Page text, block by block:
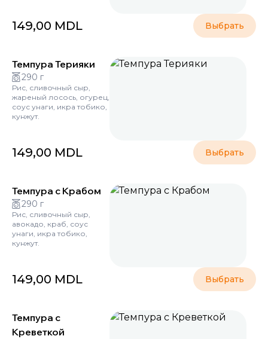
149,00 MDL Выбрать
Темпура Терияки
290 г
Рис, сливочный сыр,
жареный лосось, огурец,
соус унаги, икра тобико,
кунжут.
149,00 MDL Выбрать
Темпура с Крабом
290 г
Рис, сливочный сыр,
авокадо, краб, соус
унаги, икра тобико,
кунжут.
149,00 MDL Выбрать
Темпура с
Креветкой